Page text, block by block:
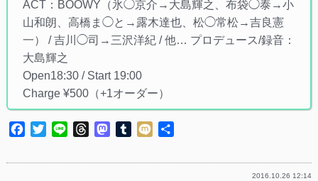
ACT：BOOWY（氷◯京介→大島輝之、布袋◯泰→小
山和朗、高橋ま◯と→露木達也、松◯常松→吉良憲
一） / 吉川◯司→三沢洋紀 / 他… プロデュース/録音：
大島輝之
Open18:30 / Start 19:00
Charge ¥500（+1オーダー）
Facebook
TwitterLine ThreadsMastodon
Tumblr
Mixi
2016.10.26 12:14